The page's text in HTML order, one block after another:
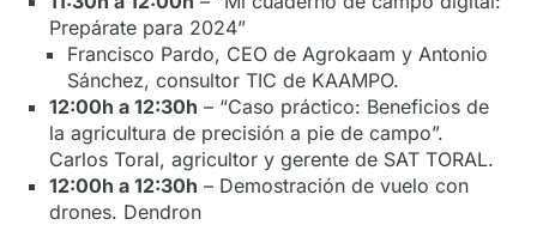
Prepárate para 2024”
Francisco Pardo, CEO de Agrokaam y Antonio
Sánchez, consultor TIC de KAAMPO.
12:00h a 12:30h – “Caso práctico: Beneficios de
la agricultura de precisión a pie de campo”.
Carlos Toral, agricultor y gerente de SAT TORAL.
12:00h a 12:30h – Demostración de vuelo con
drones. Dendron